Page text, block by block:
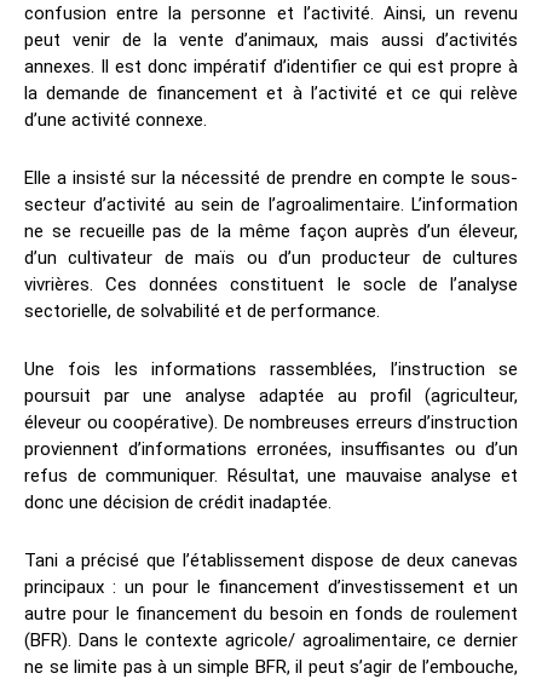
confusion entre la personne et l’activité. Ainsi, un revenu
peut venir de la vente d’animaux, mais aussi d’activités
annexes. Il est donc impératif d’identifier ce qui est propre à
la demande de financement et à l’activité et ce qui relève
d’une activité connexe.
Elle a insisté sur la nécessité de prendre en compte le sous-
secteur d’activité au sein de l’agroalimentaire. L’information
ne se recueille pas de la même façon auprès d’un éleveur,
d’un cultivateur de maïs ou d’un producteur de cultures
vivrières. Ces données constituent le socle de l’analyse
sectorielle, de solvabilité et de performance.
Une fois les informations rassemblées, l’instruction se
poursuit par une analyse adaptée au profil (agriculteur,
éleveur ou coopérative). De nombreuses erreurs d’instruction
proviennent d’informations erronées, insuffisantes ou d’un
refus de communiquer. Résultat, une mauvaise analyse et
donc une décision de crédit inadaptée.
Tani a précisé que l’établissement dispose de deux canevas
principaux : un pour le financement d’investissement et un
autre pour le financement du besoin en fonds de roulement
(BFR). Dans le contexte agricole/ agroalimentaire, ce dernier
ne se limite pas à un simple BFR, il peut s’agir de l’embouche,